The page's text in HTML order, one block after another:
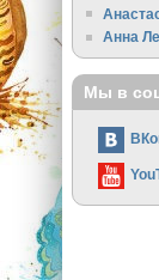
Анна
Мы в